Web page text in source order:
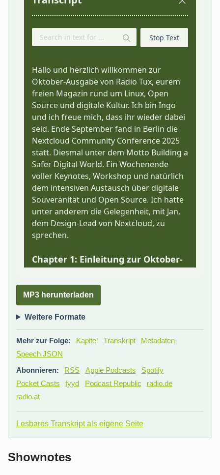
MP3 herunterladen
Weitere Formate
Mehr zur Folge: Kapitel Transkript
Metadaten
Speech JSON
Abonnieren:
RSS Apple Podcasts
Spotify
Pocket Casts
fyyd Podcast Republic
radio.de
radio.at
Lesbares Transkript als eigene Seite
Shownotes